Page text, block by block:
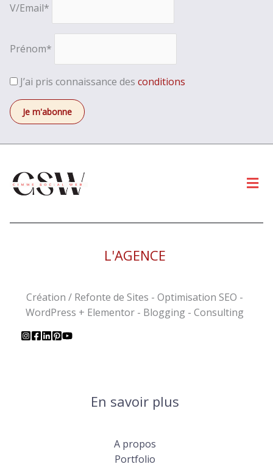
V/Email*
Prénom*
J’ai pris connaissance des conditions
L'AGENCE
Création / Refonte de Sites - Optimisation SEO -
WordPress + Elementor - Blogging - Consulting
En savoir plus
A propos
Portfolio